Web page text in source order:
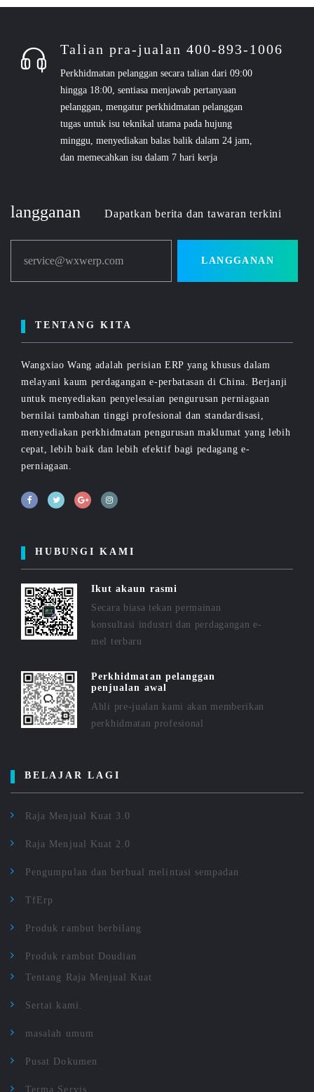
Talian pra-jualan 400-893-1006
Perkhidmatan pelanggan secara talian dari 09:00
hingga 18:00, sentiasa menjawab pertanyaan
pelanggan, mengatur perkhidmatan pelanggan
tugas untuk isu teknikal utama pada hujung
minggu, menyediakan balas balik dalam 24 jam,
dan memecahkan isu dalam 7 hari kerja
langganan Dapatkan berita dan tawaran terkini
service@wxwerp.com LANGGANAN
TENTANG KITA
Wangxiao Wang adalah perisian ERP yang khusus dalam
melayani kaum perdagangan e-perbatasan di China. Berjanji
untuk menyediakan penyelesaian pengurusan perniagaan
bernilai tambahan tinggi profesional dan standardisasi,
menyediakan perkhidmatan pengurusan maklumat yang lebih
cepat, lebih baik dan lebih efektif bagi pedagang e-
perniagaan.
HUBUNGI KAMI
Ikut akaun rasmi
Secara biasa tekan permainan
konsultasi industri dan perdagangan e-
mel terbaru
Perkhidmatan pelanggan
penjualan awal
Ahli pre-jualan kami akan memberikan
perkhidmatan profesional
BELAJAR LAGI
Raja Menjual Kuat 3.0
Raja Menjual Kuat 2.0
Pengumpulan dan berbual melintasi sempadan
TfErp
Produk rambut berbilang
Produk rambut Doudian
Tentang Raja Menjual Kuat
Sertai kami.
masalah umum
Pusat Dokumen
Terma Servis